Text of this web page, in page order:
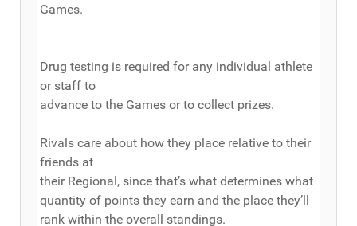
Games.
Drug testing is required for any individual athlete
or staff to
advance to the Games or to collect prizes.
Rivals care about how they place relative to their
friends at
their Regional, since that’s what determines what
quantity of points they earn and the place they’ll
rank within the overall standings.